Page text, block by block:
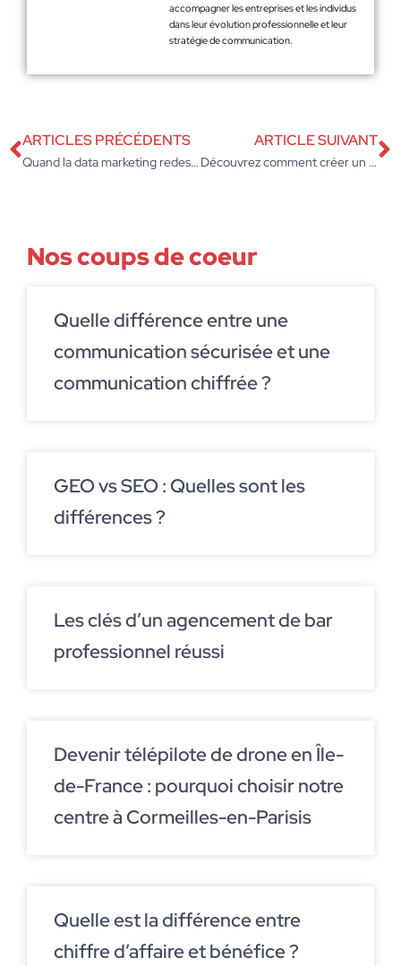
accompagner les entreprises et les individus
dans leur évolution professionnelle et leur
stratégie de communication.
ARTICLES PRÉCÉDENTS
Quand la data marketing redessine les stratégies d’entreprise
ARTICLE SUIVANT
Découvrez comment créer un message percutant qui transformera votre entreprise
Nos coups de coeur
Quelle différence entre une
communication sécurisée et une
communication chiffrée ?
GEO vs SEO : Quelles sont les
différences ?
Les clés d’un agencement de bar
professionnel réussi
Devenir télépilote de drone en Île-
de-France : pourquoi choisir notre
centre à Cormeilles-en-Parisis
Quelle est la différence entre
chiffre d’affaire et bénéfice ?